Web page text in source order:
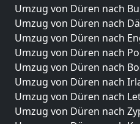
Umzug von Düren nach
Umzug von Düren nach
Umzug von Düren nach
Umzug von Düren nach
Umzug von Düren nach
Umzug von Düren nach
Umzug von Düren nach
Umzug von Düren nach